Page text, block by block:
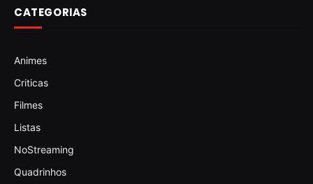
CATEGORIAS
Animes
Criticas
Filmes
Listas
NoStreaming
Quadrinhos